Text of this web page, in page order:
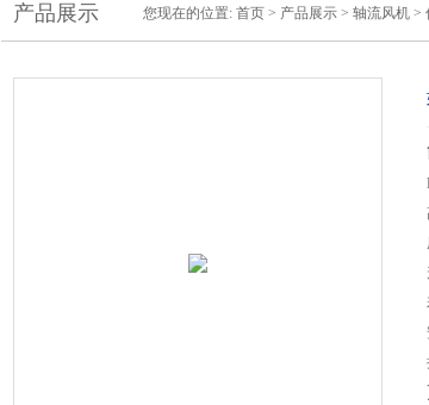
产品展示 您现在的位置: 首页 > 产品展示 > 轴流风机 >